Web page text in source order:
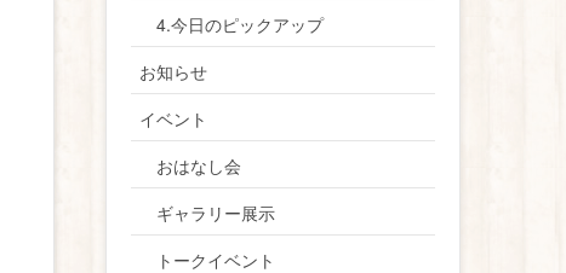
4.今日のピックアップ
お知らせ
イベント
おはなし会
ギャラリー展示
トークイベント